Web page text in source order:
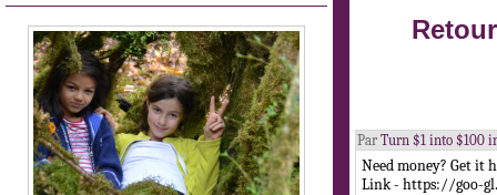
Par Turn $1 into $100
Need money? Get it
Link - https://goo-